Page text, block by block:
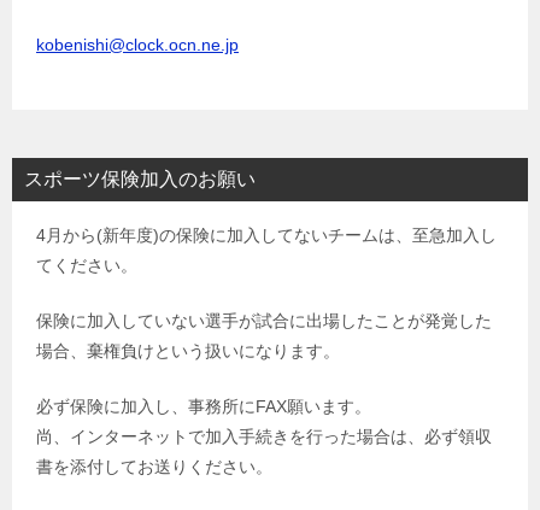
kobenishi@clock.ocn.ne.jp
スポーツ保険加入のお願い
4月から(新年度)の保険に加入してないチームは、至急加入し
てください。
保険に加入していない選手が試合に出場したことが発覚した
場合、棄権負けという扱いになります。
必ず保険に加入し、事務所にFAX願います。
尚、インターネットで加入手続きを行った場合は、必ず領収
書を添付してお送りください。